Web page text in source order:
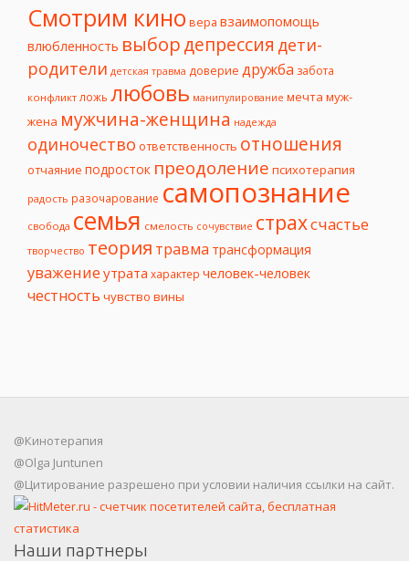
Смотрим кино вера взаимопомощь
влюбленность выбордепрессия дети-
родители детская травма доверие дружба забота
конфликт ложь любовь манипулирование мечта муж-
жена мужчина-женщина надежда
одиночество ответственность отношения
отчаяние подросток преодоление психотерапия
радость разочарование самопознание
свобода семья смелость сочувствие страхсчастье
творчество теория травма трансформация
уважение утрата характер человек-человек
честность чувство вины
@Кинотерапия
@Olga Juntunen
@Цитирование разрешено при условии наличия ссылки на сайт.
Наши партнеры